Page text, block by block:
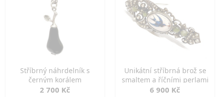
Stříbrný náhrdelník s
černým korálem
2 700 Kč
Unikátní stříbrná brož se
smaltem a říčními perlami
6 900 Kč